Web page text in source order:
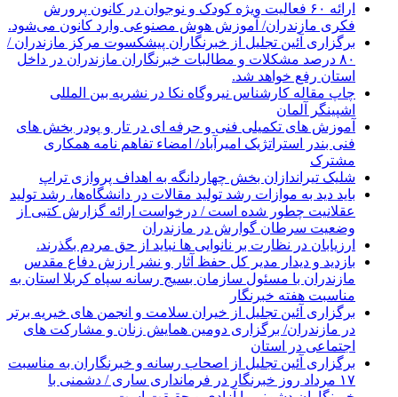
ارائه ۶۰ فعالیت ویژه کودک و نوجوان در کانون پرورش
فکری مازندران/ آموزش هوش مصنوعی وارد کانون می‌شود.
برگزاری آئین تجلیل از خبرنگاران پیشکسوت مرکز مازندران /
۸۰ درصد مشکلات و مطالبات خبرنگاران مازندران در داخل
استان رفع خواهد شد.
چاپ مقاله کارشناس نيروگاه نكا در نشریه بین المللی
اشپینگر آلمان
آموزش های تکمیلی فنی و حرفه ای در تار و پودر بخش های
فنی بندر استراتژیک امیرآباد/ امضاء تفاهم نامه همکاری
مشترک
شلیک تیراندازان بخش چهاردانگه به اهداف پروازی تراپ
باید دید به موازات رشد تولید مقالات در دانشگاه‌ها، رشد تولید
عقلانیت چطور شده است / درخواست ارائه گزارش کتبی از
وضعیت سرطان گوارش در مازندران
ارزیابان در نظارت بر نانوایی ها نباید از حق مردم بگذرند.
بازدید و دیدار مدیر کل حفظ آثار و نشر ارزش دفاع مقدس
مازندران با مسئول سازمان بسیج رسانه سپاه کربلا استان به
مناسبت هفته خبرنگار
برگزاری آئین تجلیل از خیران سلامت و انجمن های خیریه برتر
در مازندران/ برگزاری دومین همایش زنان و مشارکت های
اجتماعی در استان
برگزاری آئین تجلیل از اصحاب رسانه و خبرنگاران به مناسبت
۱۷ مرداد روز خبرنگار در فرمانداری ساری / دشمنی با